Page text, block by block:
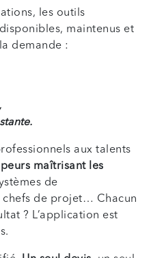
les outils
maintenus et
demande :
aux talents
maîtrisant les
de
de projet… Chacun
? L’application est